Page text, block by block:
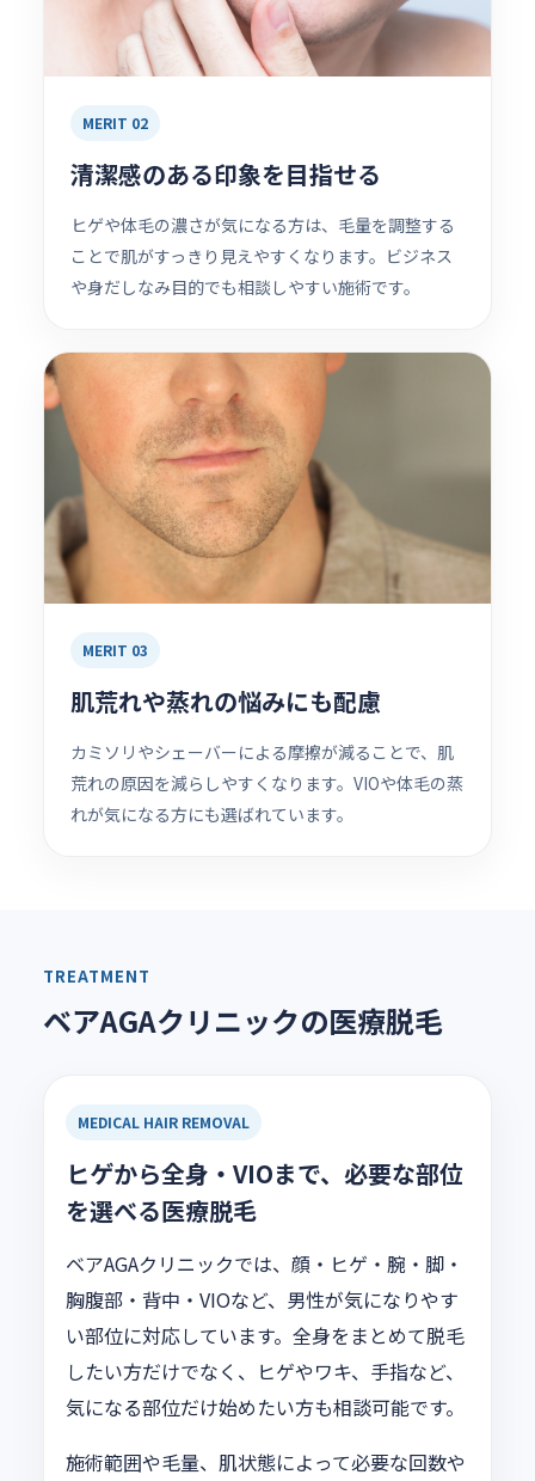
MERIT 02
清潔感のある印象を目指せる
ヒゲや体毛の濃さが気になる方は、毛量を調整する
ことで肌がすっきり見えやすくなります。ビジネス
や身だしなみ目的でも相談しやすい施術です。
MERIT 03
肌荒れや蒸れの悩みにも配慮
カミソリやシェーバーによる摩擦が減ることで、肌
荒れの原因を減らしやすくなります。VIOや体毛の蒸
れが気になる方にも選ばれています。
TREATMENT
ベアAGAクリニックの医療脱毛
MEDICAL HAIR REMOVAL
ヒゲから全身・VIOまで、必要な部位
を選べる医療脱毛
ベアAGAクリニックでは、顔・ヒゲ・腕・脚・
胸腹部・背中・VIOなど、男性が気になりやす
い部位に対応しています。全身をまとめて脱毛
したい方だけでなく、ヒゲやワキ、手指など、
気になる部位だけ始めたい方も相談可能です。
施術範囲や毛量、肌状態によって必要な回数や